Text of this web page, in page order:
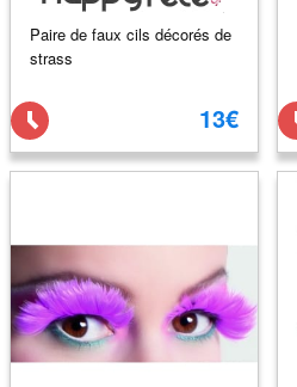
Paire de faux cils décorés de
strass
13€